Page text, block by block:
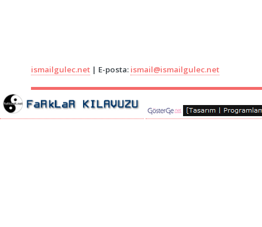
ismailgulec.net | E-posta: ismail@ismailgulec.net